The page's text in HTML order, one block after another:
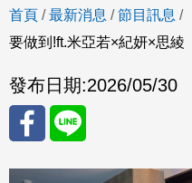
首頁 /最新消息 /節目訊息 /
要做到!ft.米亞若×紀妍×思綾
發布日期:2026/05/30
分享 分享